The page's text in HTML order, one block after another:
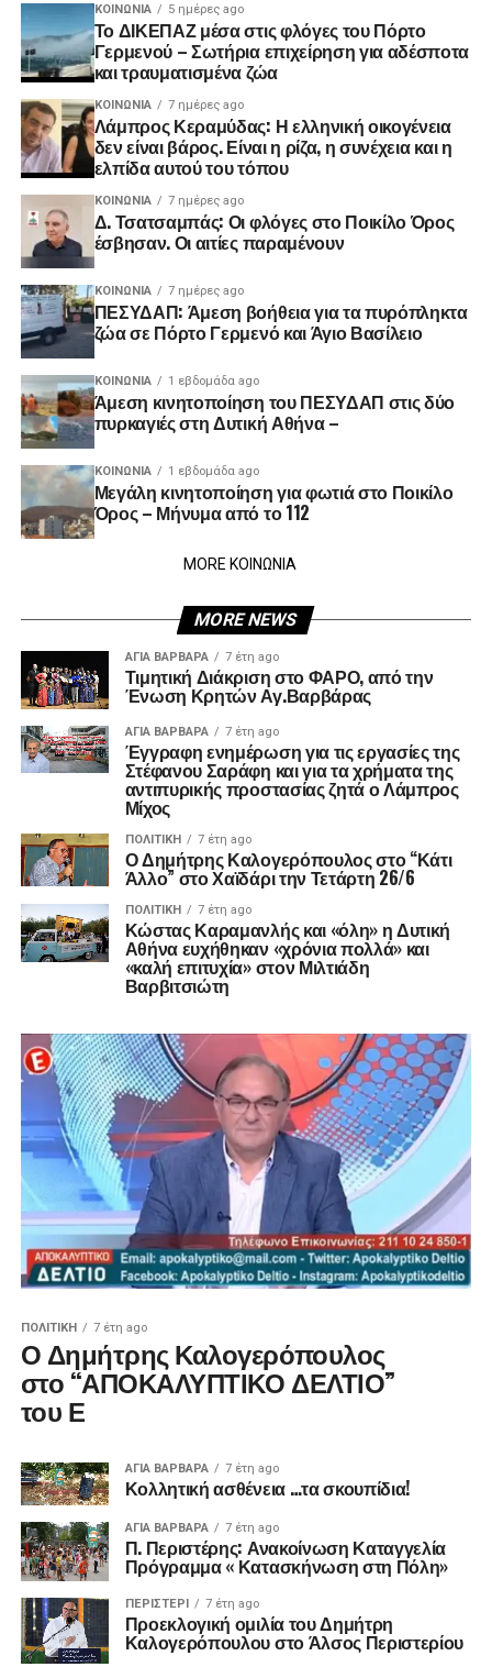
ΚΟΙΝΩΝΊΑ 5 ημέρες ago
Το ΔΙΚΕΠΑΖ μέσα στις φλόγες του Πόρτο
Γερμενού – Σωτήρια επιχείρηση για αδέσποτα
και τραυματισμένα ζώα
ΚΟΙΝΩΝΊΑ 7 ημέρες ago
Λάμπρος Κεραμύδας: Η ελληνική οικογένεια
δεν είναι βάρος. Είναι η ρίζα, η συνέχεια και η
ελπίδα αυτού του τόπου
ΚΟΙΝΩΝΊΑ 7 ημέρες ago
Δ. Τσατσαμπάς: Οι φλόγες στο Ποικίλο Όρος
έσβησαν. Οι αιτίες παραμένουν
ΚΟΙΝΩΝΊΑ 7 ημέρες ago
ΠΕΣΥΔΑΠ: Άμεση βοήθεια για τα πυρόπληκτα
ζώα σε Πόρτο Γερμενό και Άγιο Βασίλειο
ΚΟΙΝΩΝΊΑ 1 εβδομάδα ago
Άμεση κινητοποίηση του ΠΕΣΥΔΑΠ στις δύο
πυρκαγιές στη Δυτική Αθήνα –
ΚΟΙΝΩΝΊΑ 1 εβδομάδα ago
Μεγάλη κινητοποίηση για φωτιά στο Ποικίλο
Όρος – Μήνυμα από το 112
MORE ΚΟΙΝΩΝΙΑ
MORE NEWS
ΑΓΙΑ ΒΑΡΒΑΡΑ 7 έτη ago
Τιμητική Διάκριση στο ΦΑΡΟ, από την
Ένωση Κρητών Αγ.Βαρβάρας
ΑΓΙΑ ΒΑΡΒΑΡΑ 7 έτη ago
Έγγραφη ενημέρωση για τις εργασίες της
Στέφανου Σαράφη και για τα χρήματα της
αντιπυρικής προστασίας ζητά ο Λάμπρος
Μίχος
ΠΟΛΙΤΙΚΉ 7 έτη ago
Ο Δημήτρης Καλογερόπουλος στο “Κάτι
Άλλο” στο Χαϊδάρι την Τετάρτη 26/6
ΠΟΛΙΤΙΚΉ 7 έτη ago
Κώστας Καραμανλής και «όλη» η Δυτική
Αθήνα ευχήθηκαν «χρόνια πολλά» και
«καλή επιτυχία» στον Μιλτιάδη
Βαρβιτσιώτη
ΠΟΛΙΤΙΚΉ 7 έτη ago
Ο Δημήτρης Καλογερόπουλος
στο “ΑΠΟΚΑΛΥΠΤΙΚΟ ΔΕΛΤΙΟ”
του Ε
ΑΓΙΑ ΒΑΡΒΑΡΑ 7 έτη ago
Κολλητική ασθένεια …τα σκουπίδια!
ΑΓΙΑ ΒΑΡΒΑΡΑ 7 έτη ago
Π. Περιστέρης: Ανακοίνωση Καταγγελία
Πρόγραμμα « Κατασκήνωση στη Πόλη»
ΠΕΡΙΣΤΕΡΙ 7 έτη ago
Προεκλογική ομιλία του Δημήτρη
Καλογερόπουλου στο Άλσος Περιστερίου